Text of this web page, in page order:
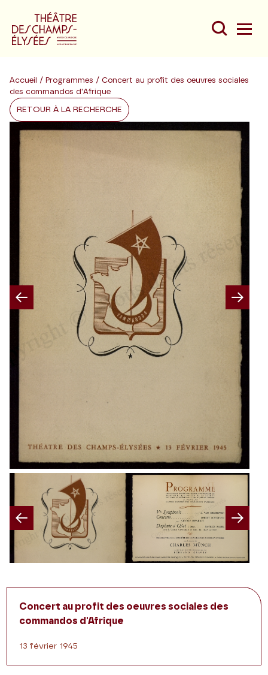
Du
Au
Accueil / Programmes / Concert au profit des oeuvres sociales
des commandos d'Afrique
RETOUR À LA RECHERCHE
Previous
Concert au profit des oeuvres sociales des
commandos d'Afrique
13 février 1945